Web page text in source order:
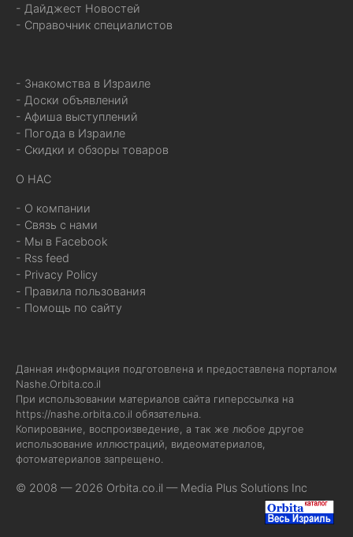
- Дайджест Новостей
- Справочник специалистов
- Знакомства в Израиле
- Доски объявлений
- Афиша выступлений
- Погода в Израиле
- Скидки и обзоры товаров
О НАС
- О компании
- Связь с нами
- Мы в Facebook
- Rss feed
- Privacy Policy
- Правила пользования
- Помощь по сайту
Данная информация подготовлена и предоставлена порталом
Nashe.Orbita.co.il
При использовании материалов сайта гиперссылка на
https://nashe.orbita.co.il обязательна.
Копирование, воспроизведение, а так же любое другое
использование иллюстраций, видеоматериалов,
фотоматериалов запрещено.
© 2008 — 2026 Orbita.co.il — Media Plus Solutions Inc